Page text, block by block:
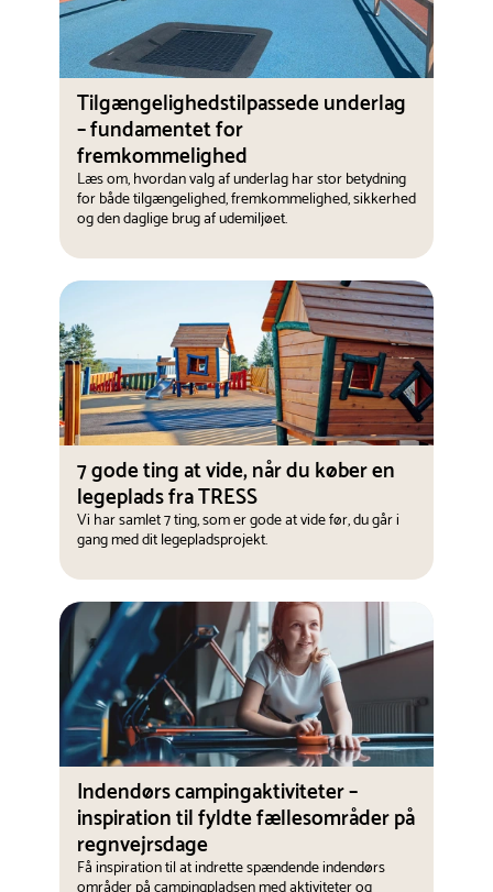
Tilgængelighedstilpassede underlag
– fundamentet for
fremkommelighed
Læs om, hvordan valg af underlag har stor betydning
for både tilgængelighed, fremkommelighed, sikkerhed
og den daglige brug af udemiljøet.
7 gode ting at vide, når du køber en
legeplads fra TRESS
Vi har samlet 7 ting, som er gode at vide før, du går i
gang med dit legepladsprojekt.
Indendørs campingaktiviteter –
inspiration til fyldte fællesområder på
regnvejrsdage
Få inspiration til at indrette spændende indendørs